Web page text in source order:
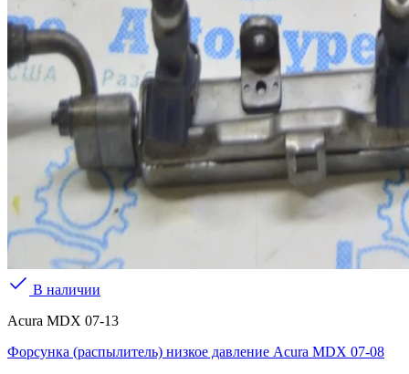
В наличии
Acura MDX 07-13
Форсунка (распылитель) низкое давление Acura MDX 07-08